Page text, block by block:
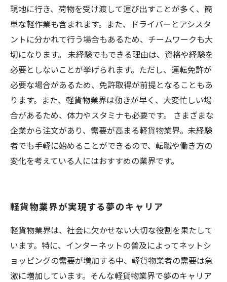
現地に行き、荷物を受け渡して運び出すことが多く、簡
単な軽作業も含まれます。また、ドライバーとアシスタ
ントに分かれて行う場合もあるため、チームワークも大
切になります。 未経験でもできる理由は、資格や経験を
必要としないことが挙げられます。ただし、運転免許が
必要な場合があるため、免許取得が前提となることもあ
ります。また、軽貨物業界は動きが早く、大変忙しい場
合があるため、体力やスタミナも必要です。 さまざまな
企業から注文があり、需要が高まる軽貨物業界。未経験
者でも手軽に始めることができるので、転職や働き方の
変化を考えている人にはおすすめの業界です。
軽貨物業界が実現する夢のキャリア
軽貨物業界は、社会に欠かせない大切な役割を果たして
います。特に、インターネットの普及によってネットシ
ョッピングの需要が増加する中、軽貨物業者の需要は急
激に増加しています。そんな軽貨物業界で夢のキャリア